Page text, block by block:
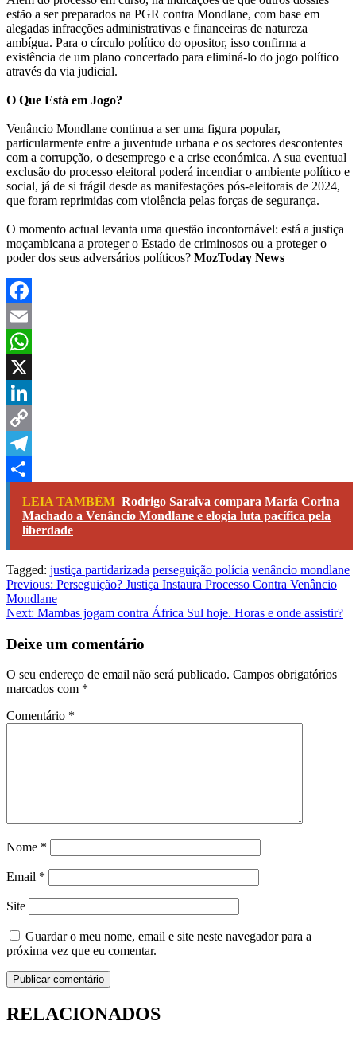
estão a ser preparados na PGR contra Mondlane, com base em
alegadas infracções administrativas e financeiras de natureza
ambígua. Para o círculo político do opositor, isso confirma a
existência de um plano concertado para eliminá-lo do jogo político
através da via judicial.
O Que Está em Jogo?
Venâncio Mondlane continua a ser uma figura popular,
particularmente entre a juventude urbana e os sectores descontentes
com a corrupção, o desemprego e a crise económica. A sua eventual
exclusão do processo eleitoral poderá incendiar o ambiente político e
social, já de si frágil desde as manifestações pós-eleitorais de 2024,
que foram reprimidas com violência pelas forças de segurança.
O momento actual levanta uma questão incontornável: está a justiça
moçambicana a proteger o Estado de criminosos ou a proteger o
poder dos seus adversários políticos? MozToday News
Facebook
Email
WhatsApp
X
LinkedIn
Copy
Link
Telegram
Share
LEIA TAMBÉM Rodrigo Saraiva compara María Corina
Machado a Venâncio Mondlane e elogia luta pacífica pela
liberdade
Tagged: justiça partidarizada perseguição polícia venâncio mondlane
Navegação
de
Previous: Perseguição? Justiça Instaura Processo Contra Venâncio
Mondlane
Next: Mambas jogam contra África Sul hoje. Horas e onde assistir?
Deixe um comentário
O seu endereço de email não será publicado. Campos obrigatórios
marcados com *
Comentário *
Nome *
Email *
Site
Guardar o meu nome, email e site neste navegador para a
próxima vez que eu comentar.
RELACIONADOS